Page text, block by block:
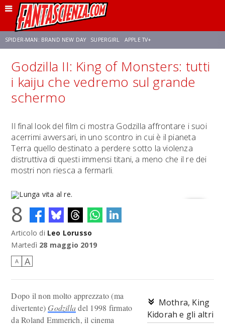
SPIDER-MAN: BRAND NEW DAY SUPERGIRL APPLE TV+
FRANCO RICCIARDIELLO ZENDAYA STAR TREK AVENGERS: DOOMSDAY
Godzilla II: King of Monsters: tutti
i kaiju che vedremo sul grande
schermo
Il final look del film ci mostra Godzilla affrontare i suoi
acerrimi avversari, in uno scontro in cui è il pianeta
Terra quello destinato a perdere sotto la violenza
distruttiva di questi immensi titani, a meno che il re dei
mostri non riesca a fermarli.
Lunga vita al re.
8
Articolo di Leo Lorusso
Martedì 28 maggio 2019
A A
Mothra, King
Kidorah e gli altri
Dopo il non molto apprezzato (ma
divertente) Godzilladel 1998 firmato
da Roland Emmerich, il cinema